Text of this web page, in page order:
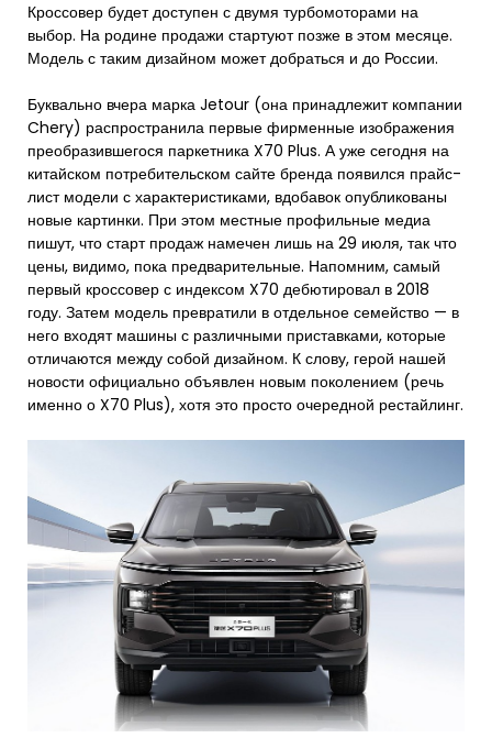
Кроссовер будет доступен с двумя турбомоторами на
выбор. На родине продажи стартуют позже в этом месяце.
Модель с таким дизайном может добраться и до России.
Буквально вчера марка Jetour (она принадлежит компании
Chery) распространила первые фирменные изображения
преобразившегося паркетника X70 Plus. А уже сегодня на
китайском потребительском сайте бренда появился прайс-
лист модели с характеристиками, вдобавок опубликованы
новые картинки. При этом местные профильные медиа
пишут, что старт продаж намечен лишь на 29 июля, так что
цены, видимо, пока предварительные. Напомним, самый
первый кроссовер с индексом X70 дебютировал в 2018
году. Затем модель превратили в отдельное семейство — в
него входят машины с различными приставками, которые
отличаются между собой дизайном. К слову, герой нашей
новости официально объявлен новым поколением (речь
именно о X70 Plus), хотя это просто очередной рестайлинг.